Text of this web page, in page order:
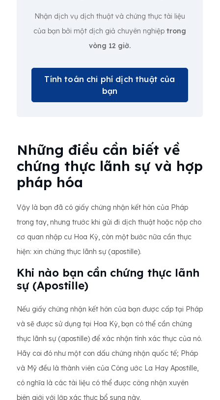
Nhận dịch vụ dịch thuật và chứng thực tài liệu
của bạn bởi một dịch giả chuyên nghiệp trong
vòng 12 giờ.
Tính toán chi phí dịch thuật của
bạn
Những điều cần biết về
chứng thực lãnh sự và hợp
pháp hóa
Vậy là bạn đã có giấy chứng nhận kết hôn của Pháp
trong tay, nhưng trước khi gửi đi dịch thuật hoặc nộp cho
cơ quan nhập cư Hoa Kỳ, còn một bước nữa cần thực
hiện: xin chứng thực lãnh sự (apostille).
Khi nào bạn cần chứng thực lãnh
sự (Apostille)
Nếu giấy chứng nhận kết hôn của bạn được cấp tại Pháp
và sẽ được sử dụng tại Hoa Kỳ, bạn có thể cần chứng
thực lãnh sự (apostille) để xác nhận tính xác thực của nó.
Hãy coi đó như một con dấu chứng nhận quốc tế; Pháp
và Mỹ đều là thành viên của Công ước La Hay Apostille,
có nghĩa là các tài liệu có thể được công nhận xuyên
biên giới với lớp xác thực bổ sung này.